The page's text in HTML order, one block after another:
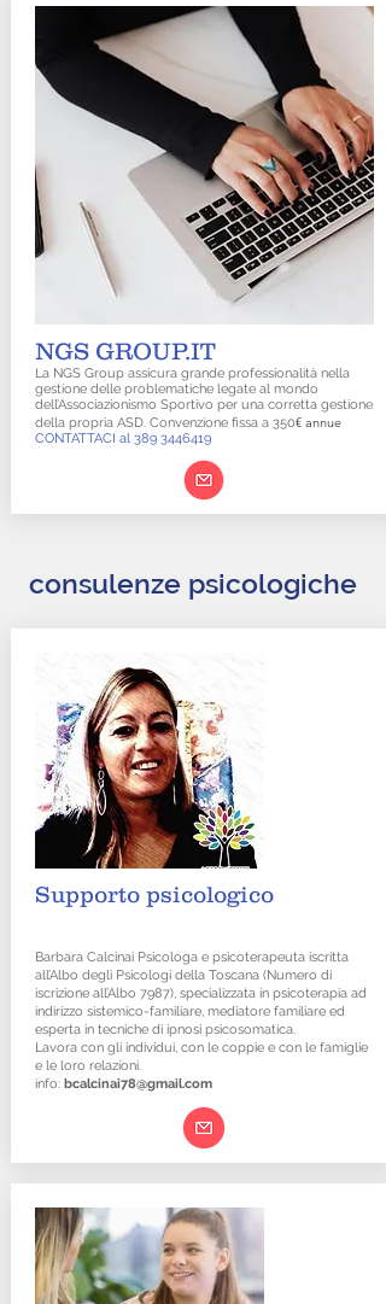
NGS GROUP.IT
La NGS Group assicura grande professionalità nella
gestione delle problematiche legate al mondo
dell’Associazionismo Sportivo per una corretta gestione
della propria ASD. Convenzione fissa a 350€ annue
CONTATTACI al 389 3446419
consulenze psicologiche
Supporto psicologico
Barbara Calcinai Psicologa e psicoterapeuta iscritta
all’Albo degli Psicologi della Toscana (Numero di
iscrizione all’Albo 7987), specializzata in psicoterapia ad
indirizzo sistemico-familiare, mediatore familiare ed
esperta in tecniche di ipnosi psicosomatica.
Lavora con gli individui, con le coppie e con le famiglie
e le loro relazioni.
info: bcalcinai78@gmail.com